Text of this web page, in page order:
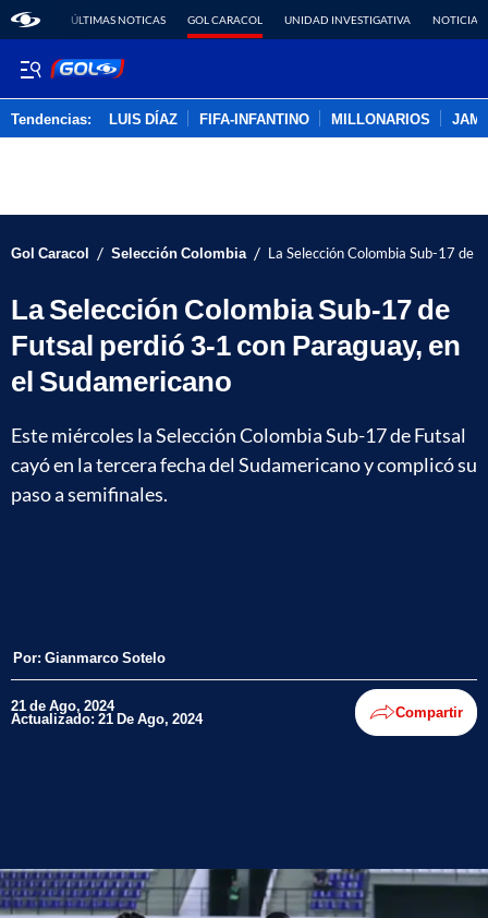
ÚLTIMAS NOTICAS GOL CARACOL UNIDAD INVESTIGATIVA NOTICIAS
Tendencias: LUIS DÍAZ FIFA-INFANTINO MILLONARIOS
Gol Caracol / Selección Colombia / La Selección Colombia Sub-17 de
La Selección Colombia Sub-17 de
Futsal perdió 3-1 con Paraguay, en
el Sudamericano
Este miércoles la Selección Colombia Sub-17 de Futsal
cayó en la tercera fecha del Sudamericano y complicó su
paso a semifinales.
Por: Gianmarco Sotelo
21 de Ago, 2024
Actualizado: 21 De Ago, 2024 Compartir